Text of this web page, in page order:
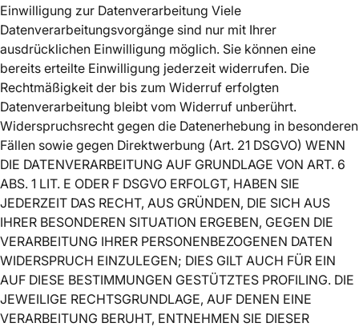
Einwilligung zur Datenverarbeitung Viele
Datenverarbeitungsvorgänge sind nur mit Ihrer
ausdrücklichen Einwilligung möglich. Sie können eine
bereits erteilte Einwilligung jederzeit widerrufen. Die
Rechtmäßigkeit der bis zum Widerruf erfolgten
Datenverarbeitung bleibt vom Widerruf unberührt.
Widerspruchsrecht gegen die Datenerhebung in besonderen
Fällen sowie gegen Direktwerbung (Art. 21 DSGVO) WENN
DIE DATENVERARBEITUNG AUF GRUNDLAGE VON ART. 6
ABS. 1 LIT. E ODER F DSGVO ERFOLGT, HABEN SIE
JEDERZEIT DAS RECHT, AUS GRÜNDEN, DIE SICH AUS
IHRER BESONDEREN SITUATION ERGEBEN, GEGEN DIE
VERARBEITUNG IHRER PERSONENBEZOGENEN DATEN
WIDERSPRUCH EINZULEGEN; DIES GILT AUCH FÜR EIN
AUF DIESE BESTIMMUNGEN GESTÜTZTES PROFILING. DIE
JEWEILIGE RECHTSGRUNDLAGE, AUF DENEN EINE
VERARBEITUNG BERUHT, ENTNEHMEN SIE DIESER